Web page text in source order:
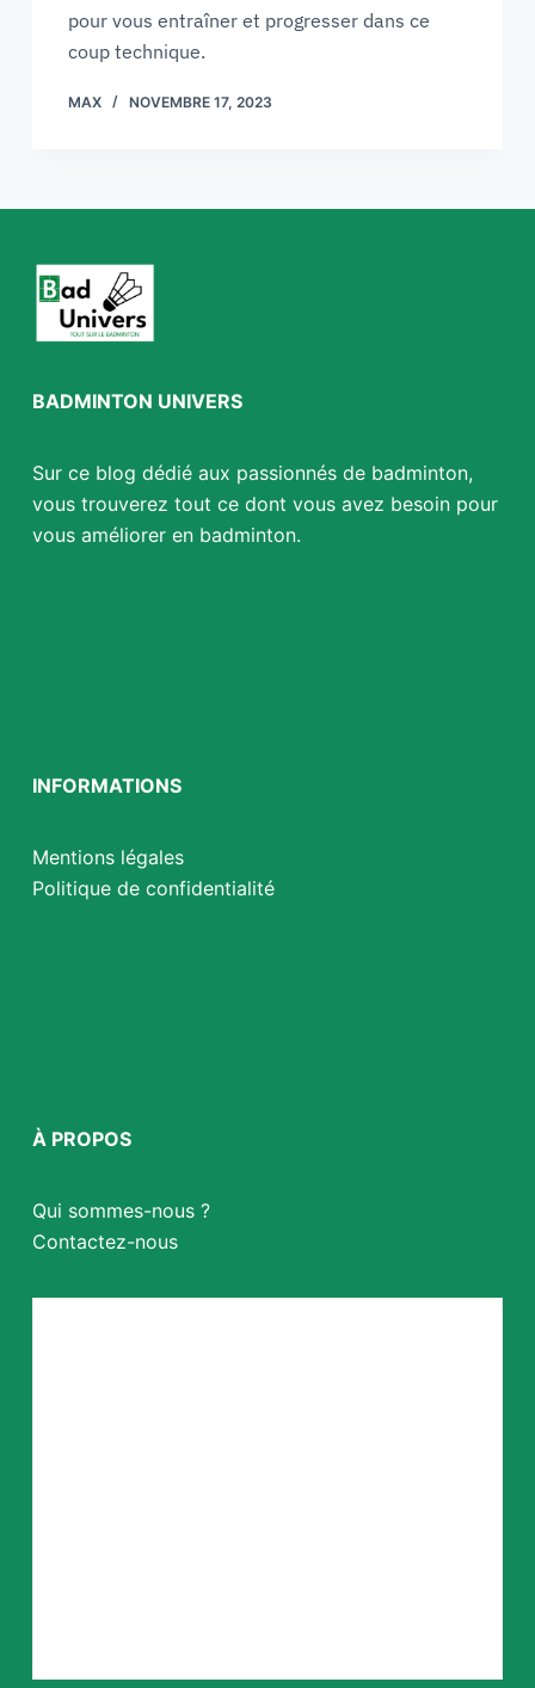
pour vous entraîner et progresser dans ce
coup technique.
MAX NOVEMBRE 17, 2023
BADMINTON UNIVERS
Sur ce blog dédié aux passionnés de badminton,
vous trouverez tout ce dont vous avez besoin pour
vous améliorer en badminton.
INFORMATIONS
Mentions légales
Politique de confidentialité
À PROPOS
Qui sommes-nous ?
Contactez-nous